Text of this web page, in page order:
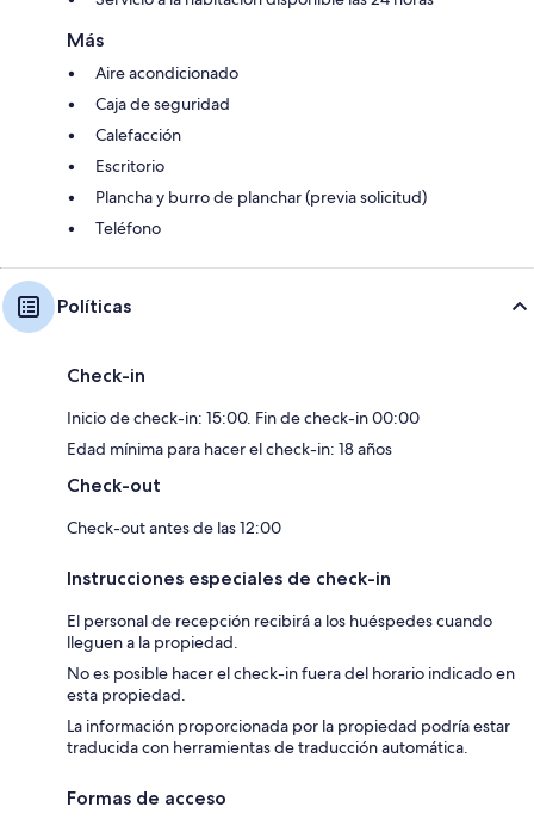
Más
Aire acondicionado
Caja de seguridad
Calefacción
Escritorio
Plancha y burro de planchar (previa solicitud)
Teléfono
Políticas
Check-in
Inicio de check-in: 15:00. Fin de check-in 00:00
Edad mínima para hacer el check-in: 18 años
Check-out
Check-out antes de las 12:00
Instrucciones especiales de check-in
El personal de recepción recibirá a los huéspedes cuando
lleguen a la propiedad.
No es posible hacer el check-in fuera del horario indicado en
esta propiedad.
La información proporcionada por la propiedad podría estar
traducida con herramientas de traducción automática.
Formas de acceso